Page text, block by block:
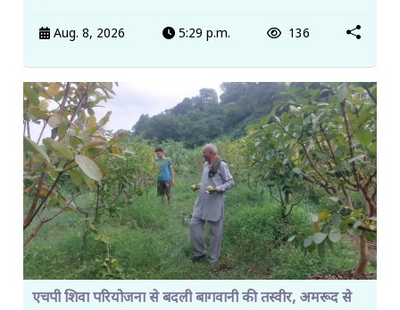
Aug. 8, 2026 5:29 p.m. 136
एचपी शिवा परियोजना से बदली बागवानी की तस्वीर, अमरूद से